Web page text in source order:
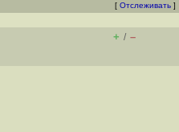
[ Отслеживать ]
+ / –